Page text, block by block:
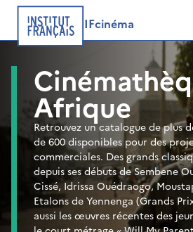
IFcinéma
Afrique
Retrouvez un catalogue de plus
de 600 disponibles pour des
commerciales. Des grands
depuis ses débuts de Sembene
Cissé, Idrissa Ouédraogo,
Etalons de Yennenga (Grands
aussi les œuvres récentes des